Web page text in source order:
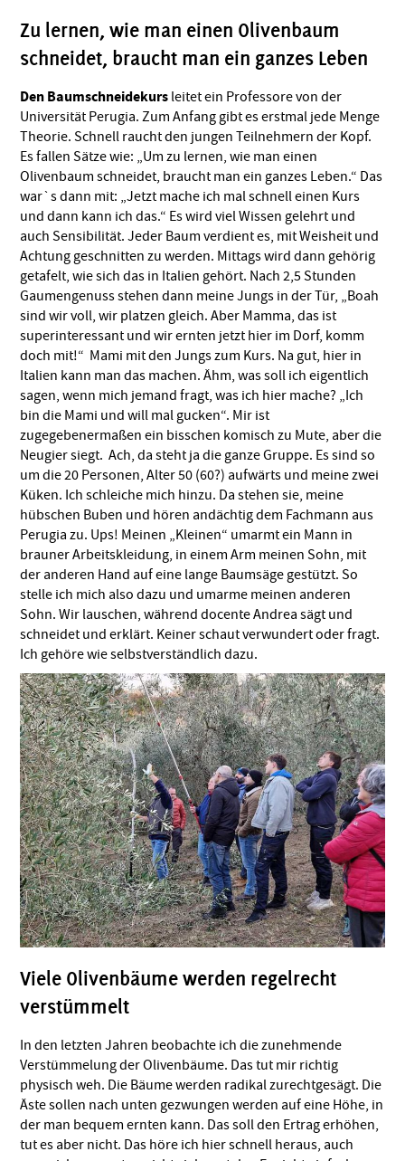
Zu lernen, wie man einen Olivenbaum
schneidet, braucht man ein ganzes Leben
Den Baumschneidekurs leitet ein Professore von der
Universität Perugia. Zum Anfang gibt es erstmal jede Menge
Theorie. Schnell raucht den jungen Teilnehmern der Kopf.
Es fallen Sätze wie: „Um zu lernen, wie man einen
Olivenbaum schneidet, braucht man ein ganzes Leben.“ Das
war`s dann mit: „Jetzt mache ich mal schnell einen Kurs
und dann kann ich das.“ Es wird viel Wissen gelehrt und
auch Sensibilität. Jeder Baum verdient es, mit Weisheit und
Achtung geschnitten zu werden. Mittags wird dann gehörig
getafelt, wie sich das in Italien gehört. Nach 2,5 Stunden
Gaumengenuss stehen dann meine Jungs in der Tür, „Boah
sind wir voll, wir platzen gleich. Aber Mamma, das ist
superinteressant und wir ernten jetzt hier im Dorf, komm
doch mit!“ Mami mit den Jungs zum Kurs. Na gut, hier in
Italien kann man das machen. Ähm, was soll ich eigentlich
sagen, wenn mich jemand fragt, was ich hier mache? „Ich
bin die Mami und will mal gucken“. Mir ist
zugegebenermaßen ein bisschen komisch zu Mute, aber die
Neugier siegt. Ach, da steht ja die ganze Gruppe. Es sind so
um die 20 Personen, Alter 50 (60?) aufwärts und meine zwei
Küken. Ich schleiche mich hinzu. Da stehen sie, meine
hübschen Buben und hören andächtig dem Fachmann aus
Perugia zu. Ups! Meinen „Kleinen“ umarmt ein Mann in
brauner Arbeitskleidung, in einem Arm meinen Sohn, mit
der anderen Hand auf eine lange Baumsäge gestützt. So
stelle ich mich also dazu und umarme meinen anderen
Sohn. Wir lauschen, während docente Andrea sägt und
schneidet und erklärt. Keiner schaut verwundert oder fragt.
Ich gehöre wie selbstverständlich dazu.
Viele Olivenbäume werden regelrecht
verstümmelt
In den letzten Jahren beobachte ich die zunehmende
Verstümmelung der Olivenbäume. Das tut mir richtig
physisch weh. Die Bäume werden radikal zurechtgesägt. Die
Äste sollen nach unten gezwungen werden auf eine Höhe, in
der man bequem ernten kann. Das soll den Ertrag erhöhen,
tut es aber nicht. Das höre ich hier schnell heraus, auch